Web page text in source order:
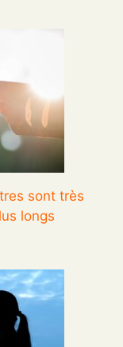
sont très
longs